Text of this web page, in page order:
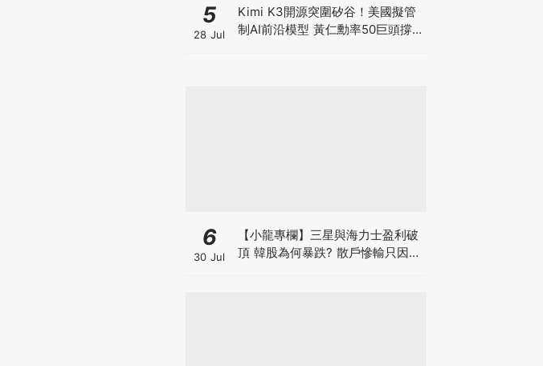
5
28 Jul
Kimi K3開源突圍矽谷！美國擬管
制AI前沿模型 黃仁勳率50巨頭撐
6
30 Jul
【小龍專欄】三星與海力士盈利破
頂 韓股為何暴跌? 散戶慘輸只因忽